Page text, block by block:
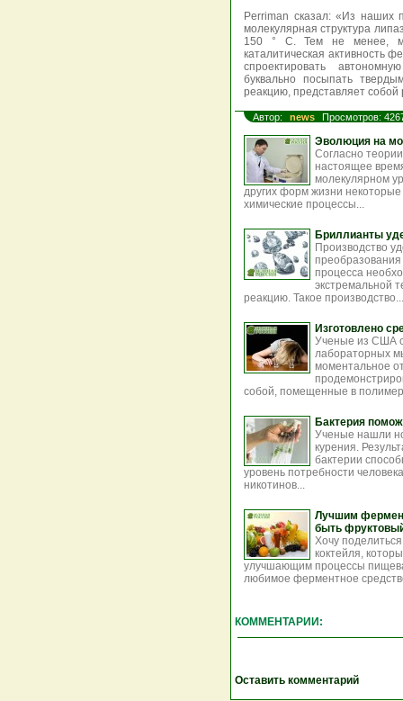
Perriman сказал: «Из наших
молекулярная структура
150 ° С. Тем не менее,
каталитическая активность
спроектировать
буквально посыпать
реакцию, представляет
Автор: news Просмотров:
Эволюция на
Согласно
настоящее
молекулярном
других форм жизни
химические процессы...
Бриллианты
Производство
процесса
экстремальной
реакцию. Такое производство...
Изготовлено
Ученые из США
лабораторных
моментальное
собой, помещенные в
Бактерия
Ученые нашли
курения.
бактерии
уровень потребности
никотинов...
Лучшим
быть
Хочу
коктейля,
улучшающим процессы
любимое ферментное
КОММЕНТАРИИ:
Оставить комментарий